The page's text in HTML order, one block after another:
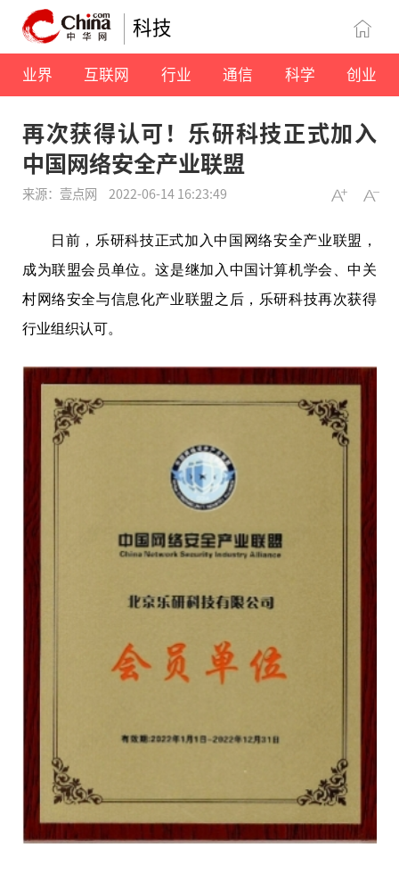
科技
业界 互联网 行业 通信 科学 创业
再次获得认可！乐研科技正式加入
中国网络安全产业联盟
来源：壹点网 2022-06-14 16:23:49
日前，乐研科技正式加入中国 网络安全产业联盟，
成为联盟会员单位。这是继加入 中国计算机学会、中关
村网络安全与信息化产业联盟之后，乐研科技再次获得
行业组织认可。